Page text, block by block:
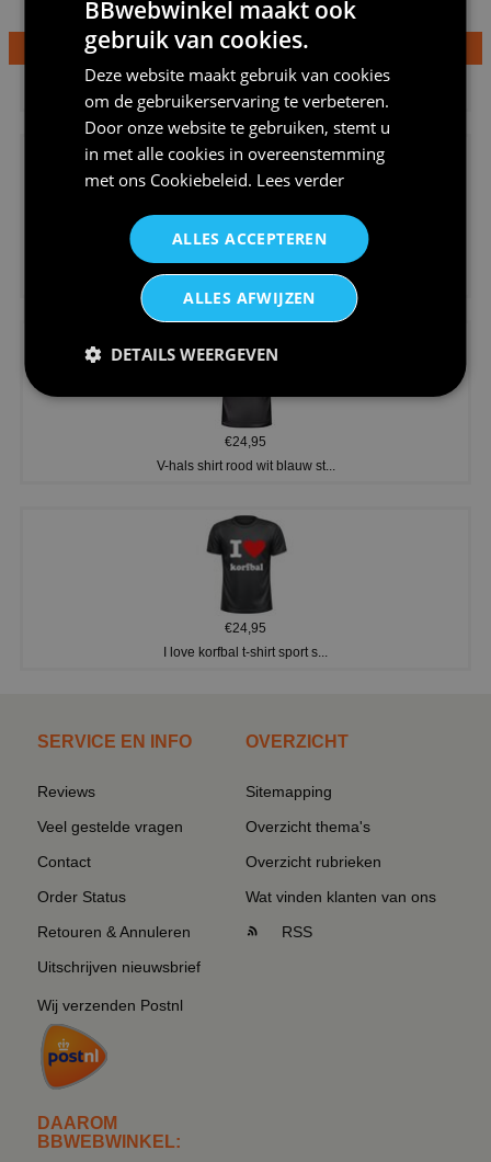
€24,95
Dames v hals t-shirt prinses v...
Koningsdag shirt heren v-hals ...
€24,95
V-hals shirt rood wit blauw st...
€24,95
I love korfbal t-shirt sport s...
SERVICE EN INFO
Reviews
Veel gestelde vragen
Contact
Order Status
Retouren & Annuleren
Uitschrijven nieuwsbrief
Wij verzenden Postnl
DAAROM
BBWEBWINKEL:
OVERZICHT
Sitemapping
Overzicht thema's
Overzicht rubrieken
Wat vinden klanten van ons
RSS
BBwebwinkel maakt ook
gebruik van cookies.
Deze website maakt gebruik van cookies
om de gebruikerservaring te verbeteren.
Door onze website te gebruiken, stemt u
in met alle cookies in overeenstemming
met ons Cookiebeleid. Lees verder
ALLES ACCEPTEREN
ALLES AFWIJZEN
DETAILS WEERGEVEN